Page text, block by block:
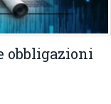
obbligazioni